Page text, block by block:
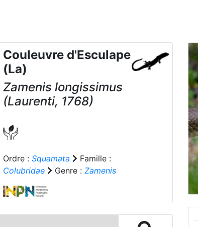
Couleuvre d'Esculape
(La)
Zamenis longissimus
(Laurenti, 1768)
Ordre : Squamata
Famille :
Colubridae
Genre : Zamenis